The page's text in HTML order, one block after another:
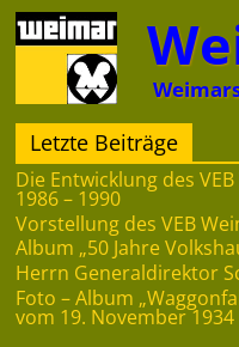
Zum
Inhalt
springen
Letzte Beiträge
Die Entwicklung des
1986 – 1990
Vorstellung des VEB
Album „50 Jahre
Herrn Generaldirektor
Foto – Album
vom 19. November 1934